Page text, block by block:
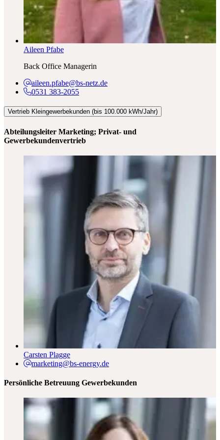
Aileen Pfabe
Back Office Managerin
aileen.pfabe@bs-netz.de
0531 383-2055
Vertrieb Kleingewerbekunden (bis 100.000 kWh/Jahr)
Abteilungsleiter Marketing; Privat- und
Gewerbekundenvertrieb
Carsten Plagge
marketing@bs-energy.de
Persönliche Betreuung Gewerbekunden